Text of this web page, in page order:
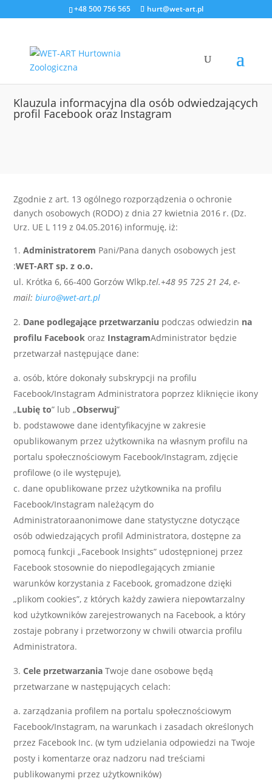
+48 500 756 565 hurt@wet-art.pl
Klauzula informacyjna dla osób odwiedzających
profil Facebook oraz Instagram
Zgodnie z art. 13 ogólnego rozporządzenia o ochronie
danych osobowych (RODO) z dnia 27 kwietnia 2016 r. (Dz.
Urz. UE L 119 z 04.05.2016) informuję, iż:
Administratorem Pani/Pana danych osobowych jest
:WET-ART sp. z o.o.
ul. Krótka 6, 66-400 Gorzów Wlkp.tel.+48 95 725 21 24,e-
mail:biuro@wet-art.pl
Dane podlegające przetwarzaniu podczas odwiedzin na
profilu Facebook oraz InstagramAdministrator będzie
przetwarzał następujące dane:
osób, które dokonały subskrypcji na profilu
Facebook/Instagram Administratora poprzez kliknięcie ikony
„Lubię to” lub „Obserwuj”
podstawowe dane identyfikacyjne w zakresie
opublikowanym przez użytkownika na własnym profilu na
portalu społecznościowym Facebook/Instagram, zdjęcie
profilowe (o ile występuje),
dane opublikowane przez użytkownika na profilu
Facebook/Instagram należącym do
Administratoraanonimowe dane statystyczne dotyczące
osób odwiedzających profil Administratora, dostępne za
pomocą funkcji „Facebook Insights” udostępnionej przez
Facebook stosownie do niepodlegających zmianie
warunków korzystania z Facebook, gromadzone dzięki
„plikom cookies”, z których każdy zawiera niepowtarzalny
kod użytkowników zarejestrowanych na Facebook, a który
zostaje pobrany i przetworzony w chwili otwarcia profilu
Administratora.
Cele przetwarzaniaTwoje dane osobowe będą
przetwarzane w następujących celach:
zarządzania profilem na portalu społecznościowym
Facebook/Instagram, na warunkach i zasadach określonych
przez Facebook Inc. (w tym udzielania odpowiedzi na Twoje
posty i komentarze oraz nadzoru nad treściami
publikowanymi przez użytkowników)